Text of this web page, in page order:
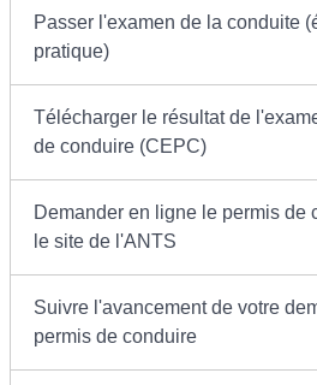
Passer l'examen de la conduite
pratique)
Télécharger le résultat de
de conduire (CEPC)
Demander en ligne le permis de
le site de l'ANTS
Suivre l'avancement de votre
permis de conduire